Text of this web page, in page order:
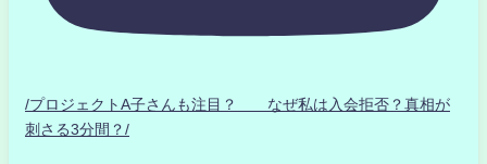
/プロジェクトA子さんも注目？ なぜ私は入会拒否？真相が
刺さる3分間？/